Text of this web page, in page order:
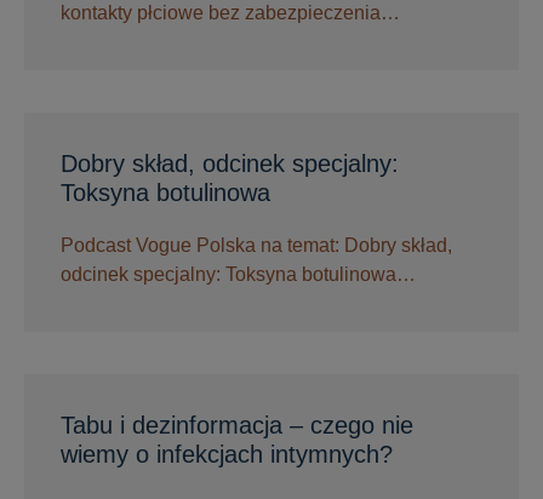
kontakty płciowe bez zabezpieczenia…
Dobry skład, odcinek specjalny:
Toksyna botulinowa
Podcast Vogue Polska na temat: Dobry skład,
odcinek specjalny: Toksyna botulinowa…
Tabu i dezinformacja – czego nie
wiemy o infekcjach intymnych?